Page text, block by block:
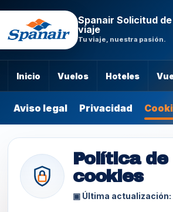
Spanair Solicitud de
viaje
Tu viaje, nuestra pasión.
Inicio Vuelos Hoteles
Aviso legal Privacidad
Política de
cookies
▣ Última